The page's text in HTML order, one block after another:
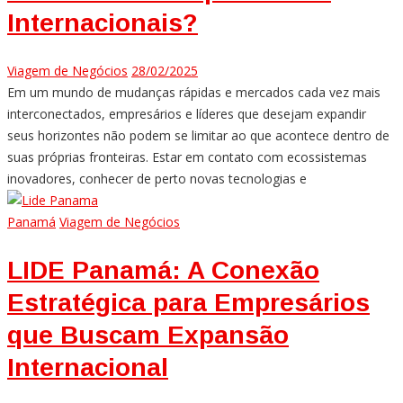
Internacionais?
Viagem de Negócios 28/02/2025
Em um mundo de mudanças rápidas e mercados cada vez mais
interconectados, empresários e líderes que desejam expandir
seus horizontes não podem se limitar ao que acontece dentro de
suas próprias fronteiras. Estar em contato com ecossistemas
inovadores, conhecer de perto novas tecnologias e
Panamá Viagem de Negócios
LIDE Panamá: A Conexão
Estratégica para Empresários
que Buscam Expansão
Internacional